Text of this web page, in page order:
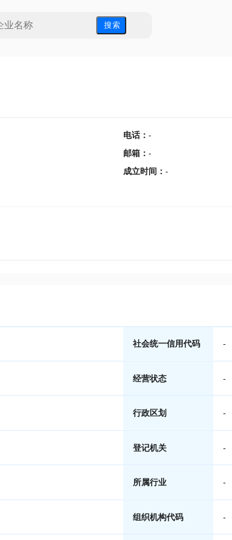
搜 索
电话： -
邮箱 ： -
成立时间 ： -
社会统一信用代码 -
经营状态 -
行政区划 -
登记机关 -
所属行业 -
组织机构代码 -